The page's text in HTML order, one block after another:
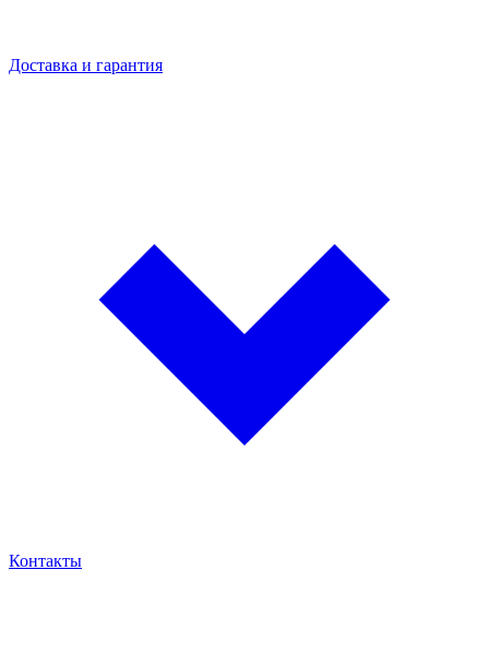
Доставка и гарантия
Контакты